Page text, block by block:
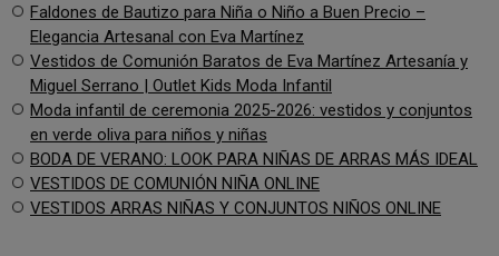
Faldones de Bautizo para Niña o Niño a Buen Precio –
Elegancia Artesanal con Eva Martínez
Vestidos de Comunión Baratos de Eva Martínez Artesanía y
Miguel Serrano | Outlet Kids Moda Infantil
Moda infantil de ceremonia 2025-2026: vestidos y conjuntos
en verde oliva para niños y niñas
BODA DE VERANO: LOOK PARA NIÑAS DE ARRAS MÁS IDEAL
VESTIDOS DE COMUNIÓN NIÑA ONLINE
VESTIDOS ARRAS NIÑAS Y CONJUNTOS NIÑOS ONLINE